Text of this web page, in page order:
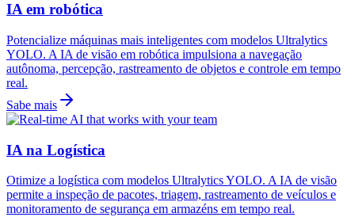
IA em robótica
Potencialize máquinas mais inteligentes com modelos Ultralytics
YOLO. A IA de visão em robótica impulsiona a navegação
autônoma, percepção, rastreamento de objetos e controle em tempo
real.
Sabe mais
IA na Logística
Otimize a logística com modelos Ultralytics YOLO. A IA de visão
permite a inspeção de pacotes, triagem, rastreamento de veículos e
monitoramento de segurança em armazéns em tempo real.